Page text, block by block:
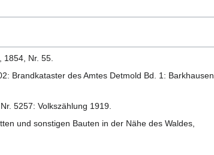
1854, Nr. 55.
Brandkataster des Amtes Detmold Bd. 1: Barkhausen
5257: Volkszählung 1919.
und sonstigen Bauten in der Nähe des Waldes,